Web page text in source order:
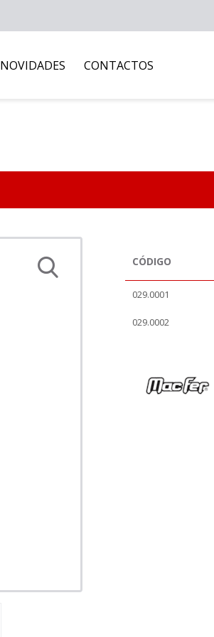
NOVIDADES CONTACTOS
CÓDIGO
029.0001
029.0002